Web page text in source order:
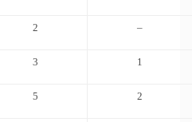
2 –
3 1
5 2